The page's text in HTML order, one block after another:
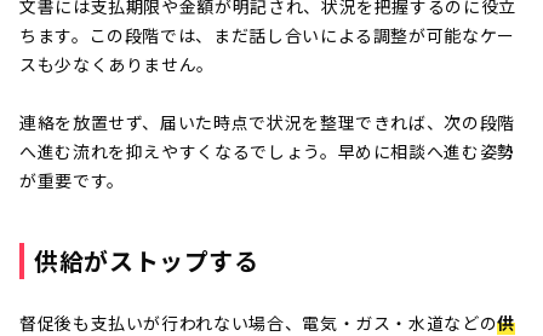
文書には支払期限や金額が明記され、状況を把握するのに役立
ちます。この段階では、まだ話し合いによる調整が可能なケー
スも少なくありません。
連絡を放置せず、届いた時点で状況を整理できれば、次の段階
へ進む流れを抑えやすくなるでしょう。早めに相談へ進む姿勢
が重要です。
供給がストップする
督促後も支払いが行われない場合、電気・ガス・水道などの供